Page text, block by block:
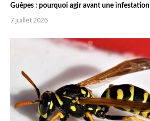
Guêpes : pourquoi agir avant une infestation
7 juillet 2026